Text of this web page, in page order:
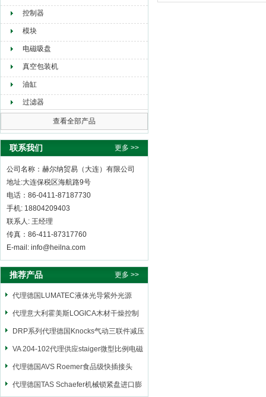
控制器
模块
电磁吸盘
真空包装机
油缸
过滤器
查看全部产品
联系我们 更多 >>
公司名称：赫尔纳贸易（大连）有限公司
地址:大连保税区海航路9号
电话：86-0411-87187730
手机: 18804209403
联系人: 王经理
传真：86-411-87317760
E-mail: info@heilna.com
推荐产品 更多 >>
代理德国LUMATEC液体光导紫外光源
代理意大利霍美斯LOGICA木材干燥控制
仪
DRP系列代理德国Knocks气动三联件减压
阀
VA 204-102代理供应staiger微型比例电磁
阀
代理德国AVS Roemer食品级快插接头
代理德国TAS Schaefer机械锁紧盘进口膨